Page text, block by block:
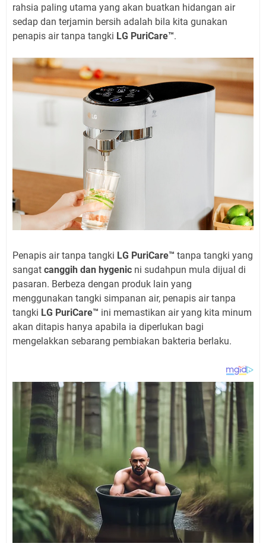
rahsia paling utama yang akan buatkan hidangan air
sedap dan terjamin bersih adalah bila kita gunakan
penapis air tanpa tangki LG PuriCare™.
Penapis air tanpa tangki LG PuriCare™ tanpa tangki yang
sangat canggih dan hygenic ni sudahpun mula dijual di
pasaran. Berbeza dengan produk lain yang
menggunakan tangki simpanan air, penapis air tanpa
tangki LG PuriCare™ ini memastikan air yang kita minum
akan ditapis hanya apabila ia diperlukan bagi
mengelakkan sebarang pembiakan bakteria berlaku.